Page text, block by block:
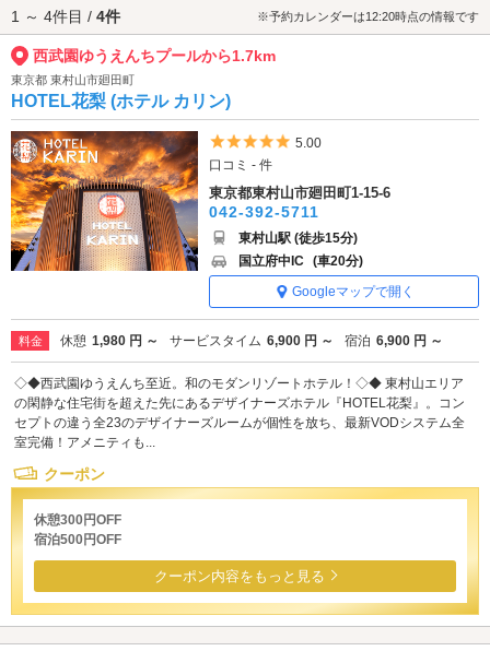
1 ～ 4件目 / 4件 ※予約カレンダーは12:20時点の情報です
西武園ゆうえんちプールから1.7km
東京都 東村山市廻田町
HOTEL花梨 (ホテル カリン)
5つ星のうち5
5.00
口コミ - 件
東京都東村山市廻田町1-15-6
042-392-5711
東村山駅 (徒歩15分)
国立府中IC (車20分)
Googleマップで開く
料金 休憩 1,980 円 ～ サービスタイム 6,900 円 ～ 宿泊 6,900 円 ～
◇◆西武園ゆうえんち至近。和のモダンリゾートホテル！◇◆ 東村山エリア
の閑静な住宅街を超えた先にあるデザイナーズホテル『HOTEL花梨』。コン
セプトの違う全23のデザイナーズルームが個性を放ち、最新VODシステム全
室完備！アメニティも...
クーポン
休憩300円OFF
宿泊500円OFF
クーポン内容をもっと見る